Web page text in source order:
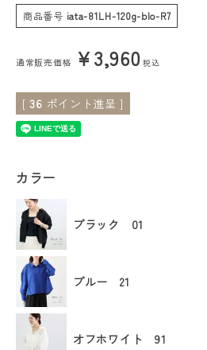
会員ステージ特典プログラムについて
ご利用ガイド
商品番号 iata-81LH-120g-blo-R7
通常販売価格 ¥3,960 税込
[ 36 ポイント進呈 ]
カラー
ブラック 01
ブルー 21
オフホワイト 91